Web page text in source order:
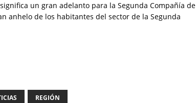
un gran adelanto para la Segunda Compañía de
anhelo de los habitantes del sector de la Segunda
REGIÓN